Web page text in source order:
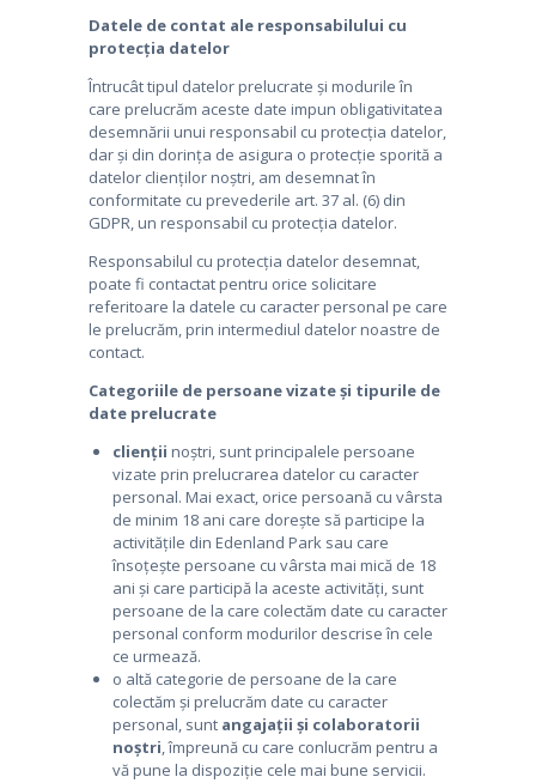
Datele de contat ale responsabilului cu
protecția datelor
Întrucât tipul datelor prelucrate și modurile în
care prelucrăm aceste date impun obligativitatea
desemnării unui responsabil cu protecția datelor,
dar și din dorința de asigura o protecție sporită a
datelor clienților noștri, am desemnat în
conformitate cu prevederile art. 37 al. (6) din
GDPR, un responsabil cu protecția datelor.
Responsabilul cu protecția datelor desemnat,
poate fi contactat pentru orice solicitare
referitoare la datele cu caracter personal pe care
le prelucrăm, prin intermediul datelor noastre de
contact.
Categoriile de persoane vizate și tipurile de
date prelucrate
clienții noștri, sunt principalele persoane
vizate prin prelucrarea datelor cu caracter
personal. Mai exact, orice persoană cu vârsta
de minim 18 ani care dorește să participe la
activitățile din Edenland Park sau care
însoțește persoane cu vârsta mai mică de 18
ani și care participă la aceste activități, sunt
persoane de la care colectăm date cu caracter
personal conform modurilor descrise în cele
ce urmează.
o altă categorie de persoane de la care
colectăm și prelucrăm date cu caracter
personal, sunt angajații și colaboratorii
noștri, împreună cu care conlucrăm pentru a
vă pune la dispoziție cele mai bune servicii.